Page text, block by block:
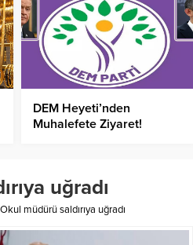
DEM Heyeti’nden
Muhalefete Ziyaret!
uğradı
Okul müdürü saldırıya uğradı